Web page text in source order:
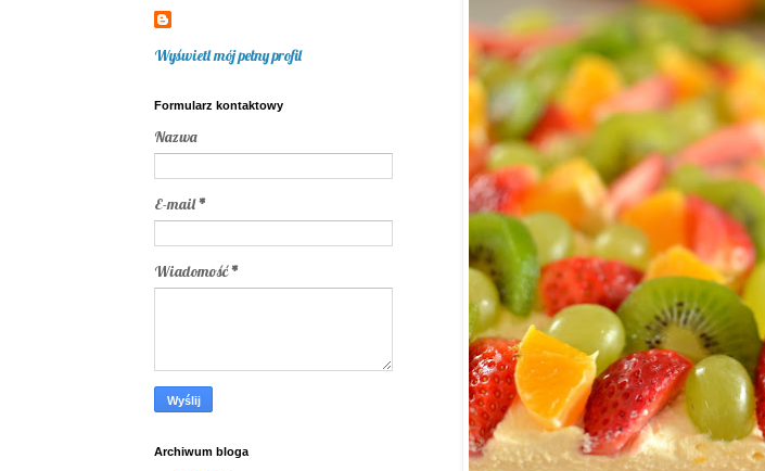
Wyświetl mój pełny profil
Formularz kontaktowy
Nazwa
E-mail*
Wiadomość*
Archiwum bloga